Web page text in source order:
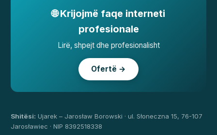
🌐 Krijojmë faqe interneti
profesionale
Lirë, shpejt dhe profesionalisht
Ofertë →
Shitësi: Ujarek – Jarosław Borowski · ul. Słoneczna 15, 76-107
Jarosławiec · NIP 8392518338